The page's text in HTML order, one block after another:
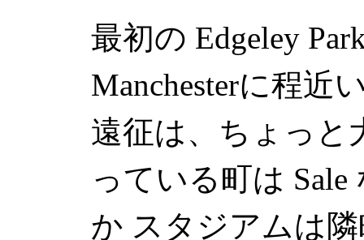
最初の Edgeley
Manchesterに程近
遠征は、ちょっと
っている町は Sale
か スタジアムは